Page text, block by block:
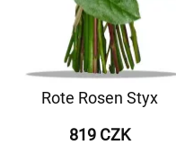
Rote Rosen Styx
819 CZK